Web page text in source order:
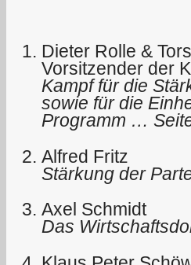
Dieter Rolle &
Vorsitzender der
Kampf für die
sowie für die
Programm …
Alfred Fritz
Stärkung der
Axel Schmidt
Das